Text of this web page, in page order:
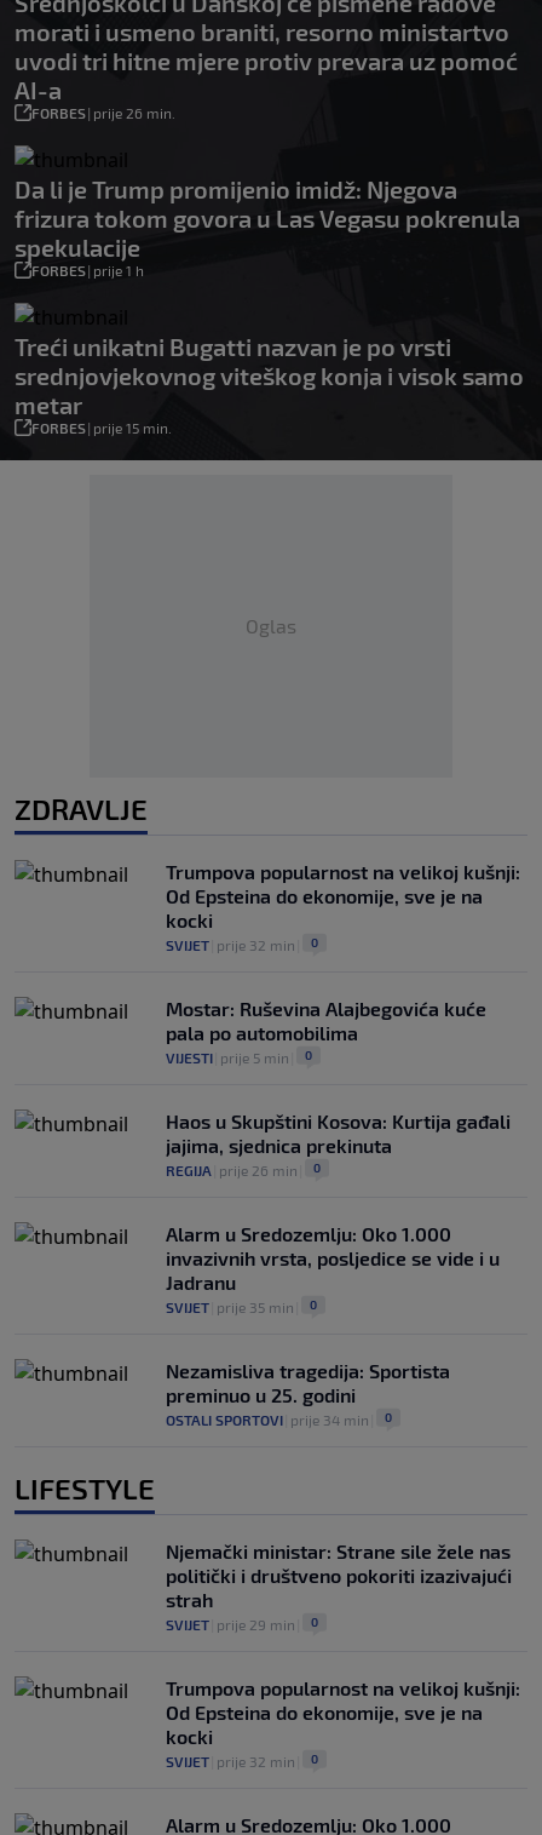
morati i usmeno braniti, resorno ministartvo
uvodi tri hitne mjere protiv prevara uz pomoć
AI-a
FORBES| prije 26 min.
Da li je Trump promijenio imidž: Njegova
frizura tokom govora u Las Vegasu pokrenula
spekulacije
FORBES| prije 1 h
Treći unikatni Bugatti nazvan je po vrsti
srednjovjekovnog viteškog konja i visok samo
metar
FORBES| prije 15 min.
Oglas
ZDRAVLJE
Trumpova popularnost na velikoj kušnji:
Od Epsteina do ekonomije, sve je na
kocki
SVIJET prije 32 min 0
Mostar: Ruševina Alajbegovića kuće
pala po automobilima
VIJESTI prije 5 min 0
Haos u Skupštini Kosova: Kurtija gađali
jajima, sjednica prekinuta
REGIJA prije 26 min 0
Alarm u Sredozemlju: Oko 1.000
invazivnih vrsta, posljedice se vide i u
Jadranu
SVIJET prije 35 min 0
Nezamisliva tragedija: Sportista
preminuo u 25. godini
OSTALI SPORTOVI prije 34 min 0
LIFESTYLE
Njemački ministar: Strane sile žele nas
politički i društveno pokoriti izazivajući
strah
SVIJET prije 29 min 0
Trumpova popularnost na velikoj kušnji:
Od Epsteina do ekonomije, sve je na
kocki
SVIJET prije 32 min 0
Alarm u Sredozemlju: Oko 1.000